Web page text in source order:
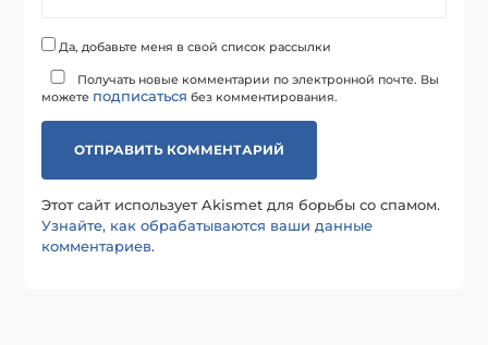
Да, добавьте меня в свой список рассылки
Получать новые комментарии по электронной почте. Вы
можете подписаться без комментирования.
Этот сайт использует Akismet для борьбы со спамом.
Узнайте, как обрабатываются ваши данные
комментариев.